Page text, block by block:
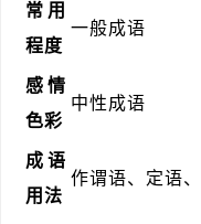
常用
程度
一般成语
感情
色彩
中性成语
成语
用法
作谓语、定语